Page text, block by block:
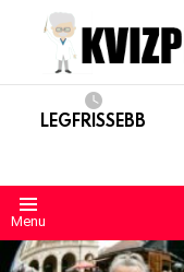
LEGFRISSEBB
Menu
LEGUTÓBBIAK